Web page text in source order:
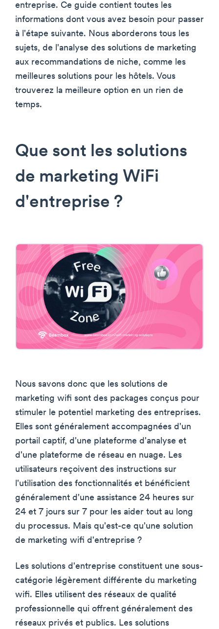
entreprise. Ce guide contient toutes les
informations dont vous avez besoin pour passer
à l'étape suivante. Nous aborderons tous les
sujets, de l'analyse des solutions de marketing
aux recommandations de niche, comme les
meilleures solutions pour les hôtels. Vous
trouverez la meilleure option en un rien de
temps.
Que sont les solutions
de marketing WiFi
d'entreprise ?
Nous savons donc que les solutions de
marketing wifi sont des packages conçus pour
stimuler le potentiel marketing des entreprises.
Elles sont généralement accompagnées d'un
portail captif, d'une plateforme d'analyse et
d'une plateforme de réseau en nuage. Les
utilisateurs reçoivent des instructions sur
l'utilisation des fonctionnalités et bénéficient
généralement d'une assistance 24 heures sur
24 et 7 jours sur 7 pour les aider tout au long
du processus. Mais qu'est-ce qu'une solution
de marketing wifi d'entreprise ?
Les solutions d'entreprise constituent une sous-
catégorie légèrement différente du marketing
wifi. Elles utilisent des réseaux de qualité
professionnelle qui offrent généralement des
réseaux privés et publics. Les solutions